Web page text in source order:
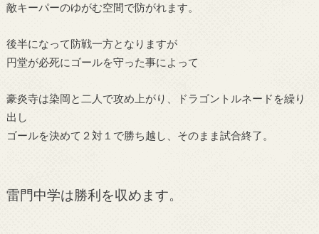
敵キーパーのゆがむ空間で防がれます。
後半になって防戦一方となりますが
円堂が必死にゴールを守った事によって
豪炎寺は染岡と二人で攻め上がり、ドラゴントルネードを繰り
出し
ゴールを決めて２対１で勝ち越し、そのまま試合終了。
雷門中学は勝利を収めます。